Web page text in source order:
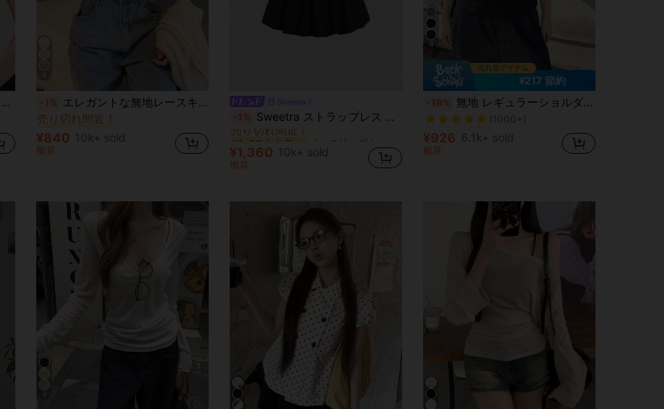
-1% エレガントな無地レースキャミソール カジュアル ブラック 夏、デートナイト
#2 ベストセラー に エレガント ノースリーブキャミソール
売り切れ間近！
#2 ベストセラー
売り切れ間近！
#2 ベストセラー
売り切れ間近！
#2 ベストセラー に エレガント ノースリーブキャミソール
売り切れ間近！
¥840 10k+ sold
概算
-1% Sweetra ストラップレス ラッフルトップ ルーチェ Y2Kデザイン レディース夏用シンプル
#1 ベストセラー
売り切れ間近！
#1 ベストセラー
売り切れ間近！
#1 ベストセラー
売り切れ間近！
#1 ベストセラー ノースリーブ レディーストップス
売り切れ間近！
¥1,360 10k+ sold
概算
8
¥217 節約
-19% 無地 レギュラーショルダー 半袖Tシャツ レディース、ラウンドネック スリムフィット 美シルエット 伸縮性トップ、軽量 通気性 快適 夏用 多用途 オールマッチTシャツ
売り切れ間近！
(1000+)
売り切れ間近！
(1000+)
売り切れ間近！
(1000+)
売り切れ間近！
¥926 6.1k+ sold
概算